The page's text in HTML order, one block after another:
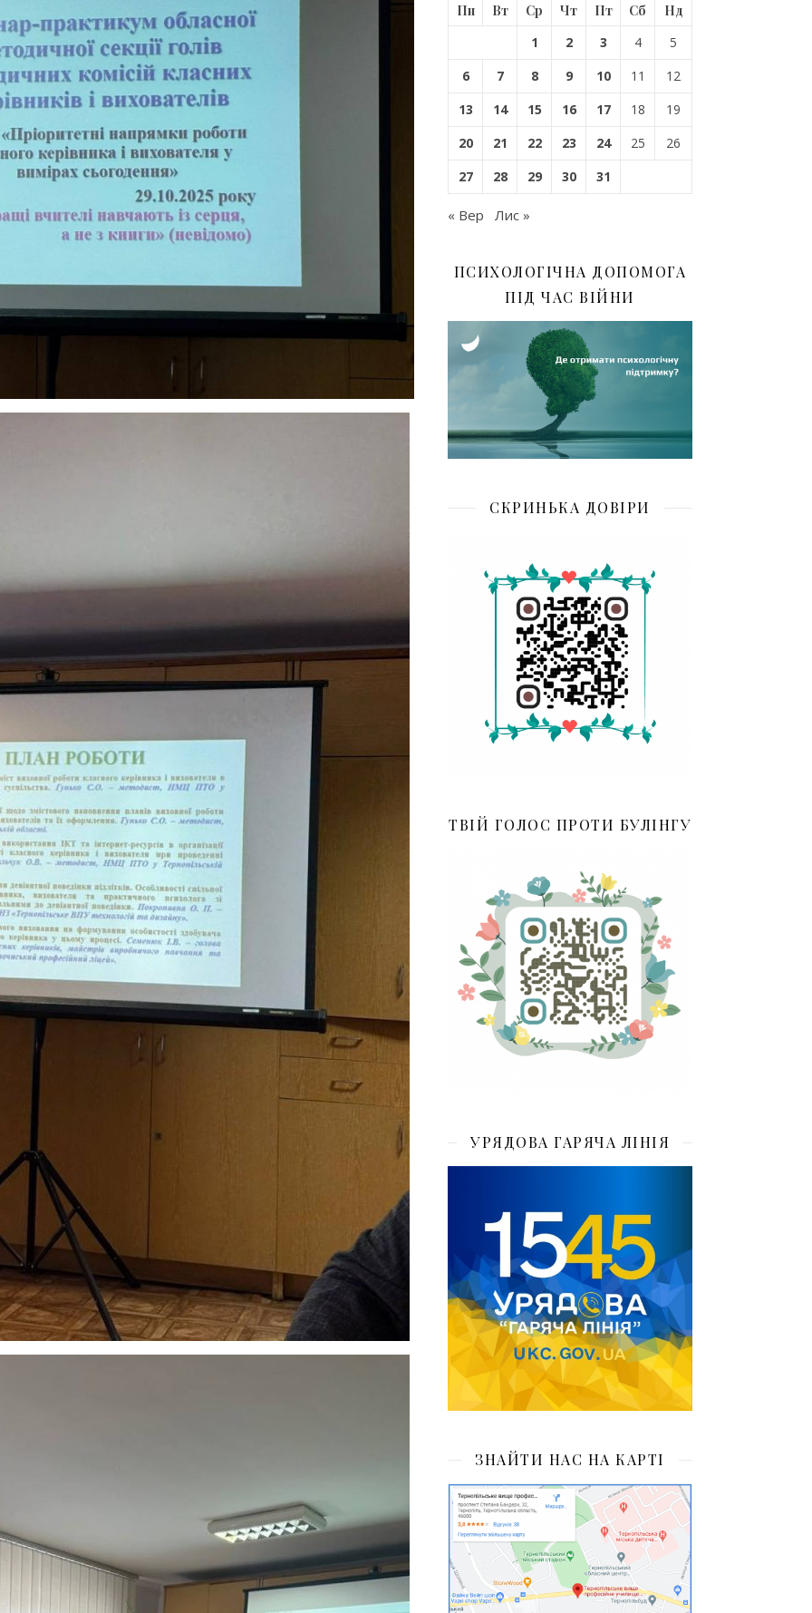
Пн Вт Ср Чт Пт Сб
Нд
1
2 3 4
5
6
7 8 9 10 11
12
13
14 15 16 17 18
19
20
21 22 23 24 25
26
27
28 29 30 31
« Вер Лис »
ПСИХОЛОГІЧНА ДОПОМОГА
ПІД ЧАС ВІЙНИ
СКРИНЬКА ДОВІРИ
ТВІЙ ГОЛОС ПРОТИ БУЛІНГУ
УРЯДОВА ГАРЯЧА ЛІНІЯ
ЗНАЙТИ НАС НА КАРТІ